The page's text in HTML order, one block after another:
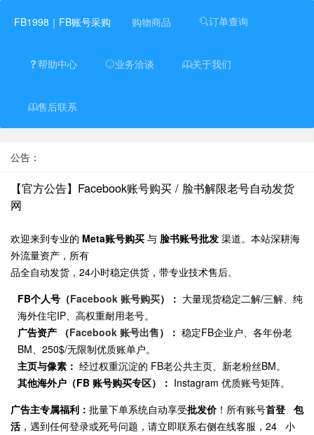
FB1998｜FB账号采购 购物商品 订单查询
帮助中心 业务洽谈 关于我们
售后联系
公告：
【官方公告】Facebook账号购买 / 脸书解限老号自动发货
网
欢迎来到专业的 Meta账号购买 与 脸书账号批发 渠道。本站深耕海
外流量资产，所有
品全自动发货，24小时稳定供货，带专业技术售后。
FB个人号（Facebook 账号购买）： 大量现货稳定二解/三解、纯
海外住宅IP、高权重耐用老号。
广告资产 （Facebook 账号出售）： 稳定FB企业户、各年份老
BM、250$/无限制优质账单户。
主页与像素： 经过权重沉淀的 FB老公共主页、新老粉丝BM。
其他海外户（FB 账号购买专区）： Instagram 优质账号矩阵。
广告主专属福利： 批量下单系统自动享受批发价！所有账号首登 包
活 ，遇到任何登录或死号问题，请立即联系右侧在线客服，24 小